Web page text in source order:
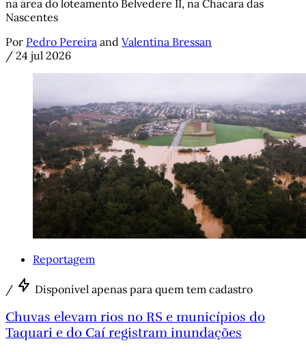
na área do loteamento Belvedere II, na Chácara das
Nascentes
Por Pedro Pereira and Valentina Bressan
/ 24 jul 2026
Reportagem
/ Disponível apenas para quem tem cadastro
Chuvas elevam rios no RS e municípios do
Taquari e do Caí registram inundações